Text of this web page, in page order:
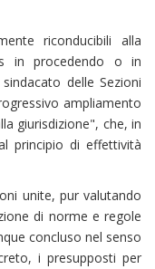
riconducibili alla
in procedendo o in
delle Sezioni
ampliamento
giurisdizione", che, in
principio di effettività
unite, pur valutando
di norme e regole
concluso nel senso
i presupposti per